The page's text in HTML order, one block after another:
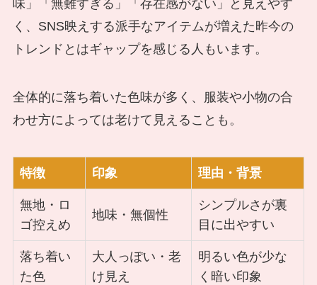
味」「無難すぎる」「存在感がない」と見えやす
く、SNS映えする派手なアイテムが増えた昨今の
トレンドとはギャップを感じる人もいます。
全体的に落ち着いた色味が多く、服装や小物の合
わせ方によっては老けて見えることも。
特徴 印象 理由・背景
無地・ロ
ゴ控えめ
地味・無個性
シンプルさが裏
目に出やすい
落ち着い
た色
大人っぽい・老
け見え
明るい色が少な
く暗い印象